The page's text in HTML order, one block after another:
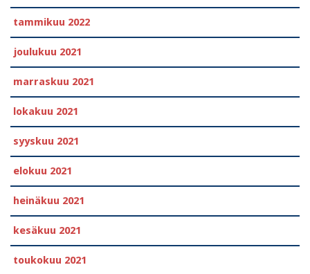
tammikuu 2022
joulukuu 2021
marraskuu 2021
lokakuu 2021
syyskuu 2021
elokuu 2021
heinäkuu 2021
kesäkuu 2021
toukokuu 2021